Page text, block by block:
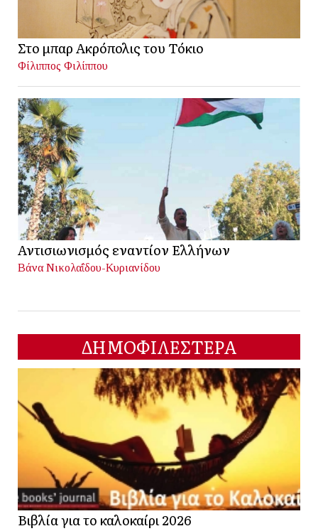
Στο μπαρ Ακρόπολις του Τόκιο
Φίλιππος Φιλίππου
Αντισιωνισμός εναντίον Ελλήνων
Βάνα Νικολαΐδου-Κυριανίδου
ΔΗΜΟΦΙΛΕΣΤΕΡΑ
Βιβλία για το καλοκαίρι 2026